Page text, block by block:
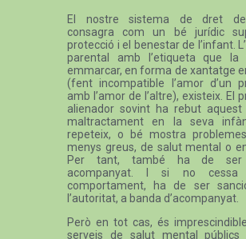
El nostre sistema de dret
consagra com un bé jurídic
protecció i el benestar de l’infant.
parental amb l’etiqueta que la
emmarcar, en forma de xantatge
(fent incompatible l’amor d’un
amb l’amor de l’altre), existeix. El
alienador sovint ha rebut
maltractament en la seva
repeteix, o bé mostra
menys greus, de salut mental o
Per tant, també ha de
acompanyat. I si no
comportament, ha de ser
l’autoritat, a banda d’acompanyat.
Però en tot cas, és
serveis de salut mental públics